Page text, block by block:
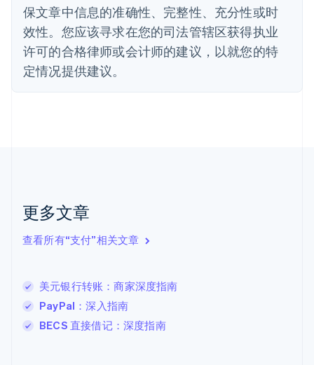
保文章中信息的准确性、完整性、充分性或时
效性。您应该寻求在您的司法管辖区获得执业
许可的合格律师或会计师的建议，以就您的特
定情况提供建议。
更多文章
查看所有“支付”相关文章
美元银行转账：商家深度指南
PayPal：深入指南
BECS 直接借记：深度指南
DeutschEnglish
法国
FrançaisEnglish
芬兰
EnglishSvenska
English
English
卢森堡
罗马尼亚
English